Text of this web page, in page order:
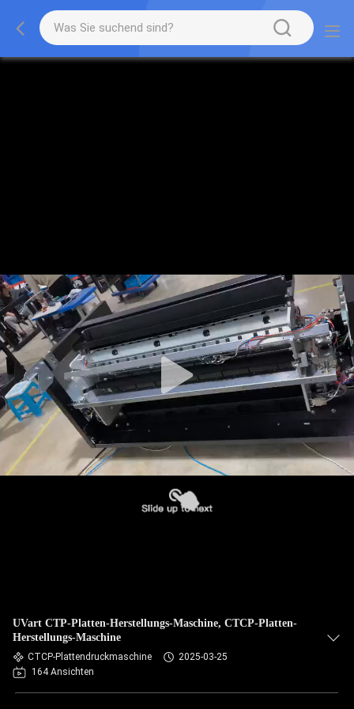
UVart CTP-Platten-Herstellungs-Maschine, CTCP-Platten-
Herstellungs-Maschine
CTCP-Plattendruckmaschine
2025-03-25
164 Ansichten